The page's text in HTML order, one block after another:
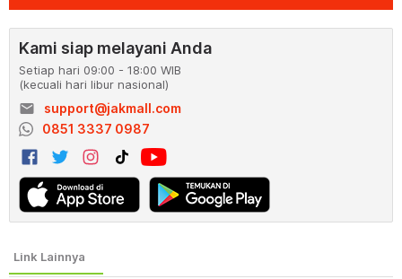
Kami siap melayani Anda
Setiap hari 09:00 - 18:00 WIB
(kecuali hari libur nasional)
email
support@jakmall.com
0851 3337 0987